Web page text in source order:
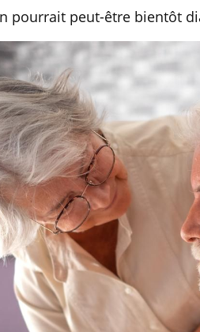
pourrait peut-être bientôt
:
risque de
t-il ?
il
du
Le